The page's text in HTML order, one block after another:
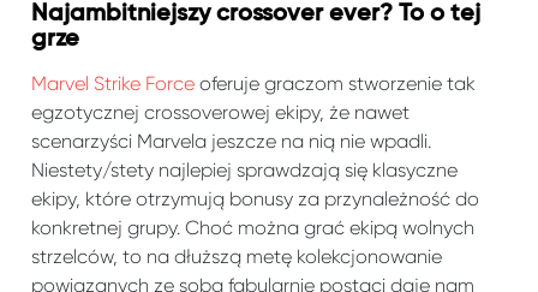
Najambitniejszy crossover ever? To o tej
grze
Marvel Strike Force oferuje graczom stworzenie tak
egzotycznej crossoverowej ekipy, że nawet
scenarzyści Marvela jeszcze na nią nie wpadli.
Niestety/stety najlepiej sprawdzają się klasyczne
ekipy, które otrzymują bonusy za przynależność do
konkretnej grupy. Choć można grać ekipą wolnych
strzelców, to na dłuższą metę kolekcjonowanie
powiązanych ze sobą fabularnie postaci daje nam